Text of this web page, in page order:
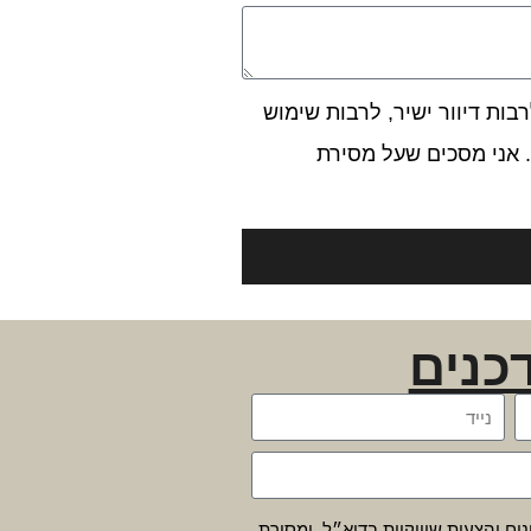
דיוור ישיר, לרבות שימוש
אני מסכים שעל מסירת